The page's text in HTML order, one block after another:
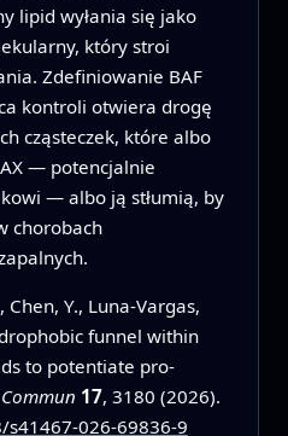
lipid wyłania się jako
który stroi
Zdefiniowanie BAF
kontroli otwiera drogę
cząsteczek, które albo
— potencjalnie
— albo ją stłumią, by
chorobach
Chen, Y., Luna-Vargas,
funnel within
to potentiate pro-
17, 3180 (2026).
026-69836-9